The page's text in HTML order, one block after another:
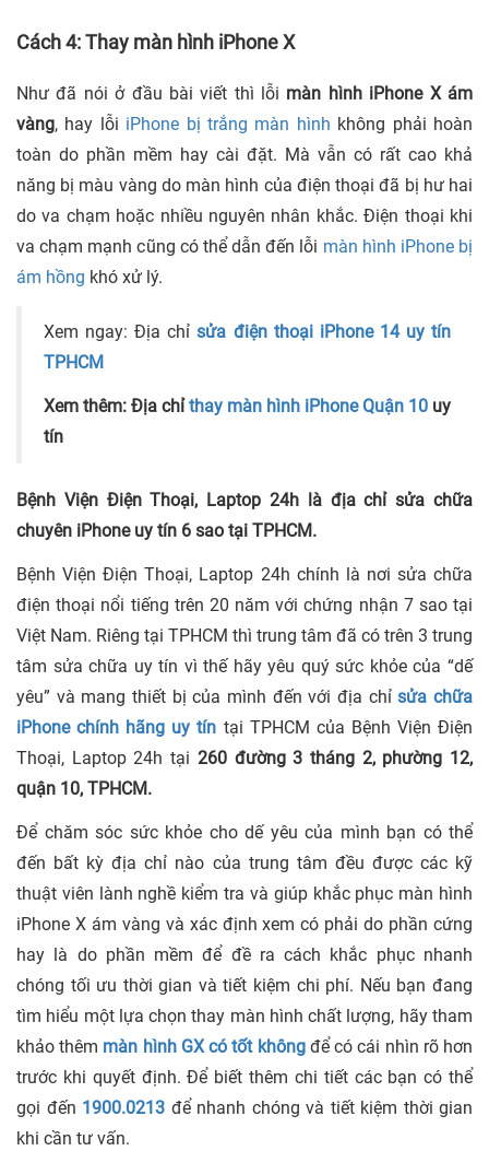
Cách 4: Thay màn hình iPhone X
Như đã nói ở đầu bài viết thì lỗi màn hình iPhone X ám
vàng, hay lỗi iPhone bị trắng màn hình không phải hoàn
toàn do phần mềm hay cài đặt. Mà vẫn có rất cao khả
năng bị màu vàng do màn hình của điện thoại đã bị hư hai
do va chạm hoặc nhiều nguyên nhân khắc. Điện thoại khi
va chạm mạnh cũng có thể dẫn đến lỗi màn hình iPhone bị
ám hồng khó xử lý.
Xem ngay: Địa chỉsửa điện thoại iPhone 14 uy tín
TPHCM
Xem thêm: Địa chỉthay màn hình iPhone Quận 10 uy
tín
Bệnh Viện Điện Thoại, Laptop 24h là địa chỉ sửa chữa
chuyên iPhone uy tín 6 sao tại TPHCM.
Bệnh Viện Điện Thoại, Laptop 24h chính là nơi sửa chữa
điện thoại nổi tiếng trên 20 năm với chứng nhận 7 sao tại
Việt Nam. Riêng tại TPHCM thì trung tâm đã có trên 3 trung
tâm sửa chữa uy tín vì thế hãy yêu quý sức khỏe của “dế
yêu” và mang thiết bị của mình đến với địa chỉsửa chữa
iPhone chính hãng uy tín tại TPHCM của Bệnh Viện Điện
Thoại, Laptop 24h tại 260 đường 3 tháng 2, phường 12,
quận 10, TPHCM.
Để chăm sóc sức khỏe cho dế yêu của mình bạn có thể
đến bất kỳ địa chỉ nào của trung tâm đều được các kỹ
thuật viên lành nghề kiểm tra và giúp khắc phục màn hình
iPhone X ám vàng và xác định xem có phải do phần cứng
hay là do phần mềm để đề ra cách khắc phục nhanh
chóng tối ưu thời gian và tiết kiệm chi phí. Nếu bạn đang
tìm hiểu một lựa chọn thay màn hình chất lượng, hãy tham
khảo thêm màn hình GX có tốt khôngđể có cái nhìn rõ hơn
trước khi quyết định. Để biết thêm chi tiết các bạn có thể
gọi đến 1900.0213 để nhanh chóng và tiết kiệm thời gian
khi cần tư vấn.